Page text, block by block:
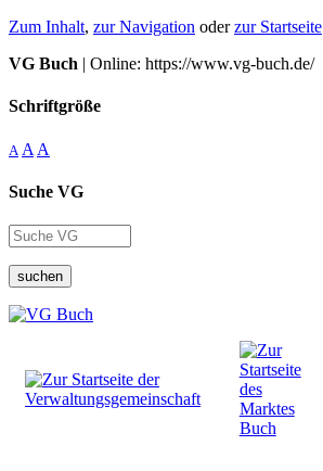
Zum Inhalt, zur Navigation oderzur Startseite
VG Buch | Online: https://www.vg-buch.de/
Schriftgröße
A A A
Suche VG
suchen